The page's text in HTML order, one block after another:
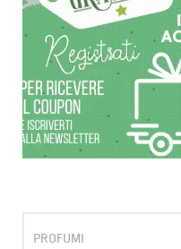
PROFUMI